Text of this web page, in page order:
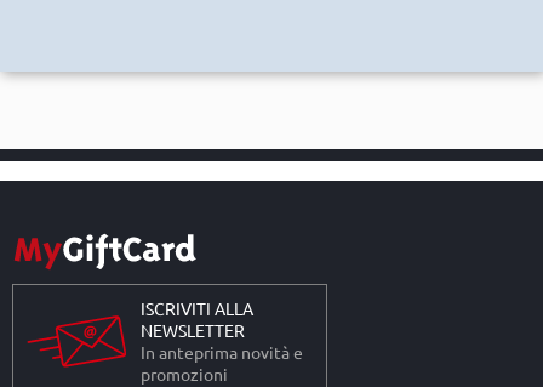
ISCRIVITI ALLA
NEWSLETTER
In anteprima novità e
promozioni